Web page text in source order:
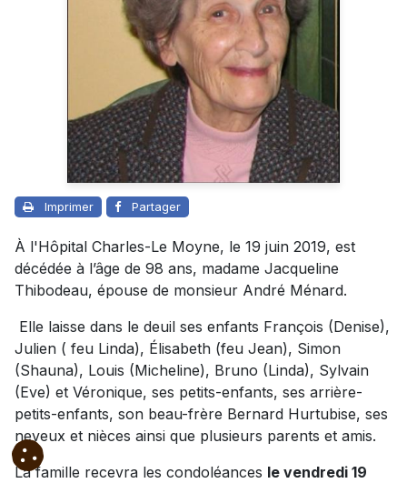
Imprimer Partager
À l'Hôpital Charles-Le Moyne, le 19 juin 2019, est
décédée à l’âge de 98 ans, madame Jacqueline
Thibodeau, épouse de monsieur André Ménard.
Elle laisse dans le deuil ses enfants François (Denise),
Julien ( feu Linda), Élisabeth (feu Jean), Simon
(Shauna), Louis (Micheline), Bruno (Linda), Sylvain
(Eve) et Véronique, ses petits-enfants, ses arrière-
petits-enfants, son beau-frère Bernard Hurtubise, ses
neveux et nièces ainsi que plusieurs parents et amis.
La famille recevra les condoléances le vendredi 19